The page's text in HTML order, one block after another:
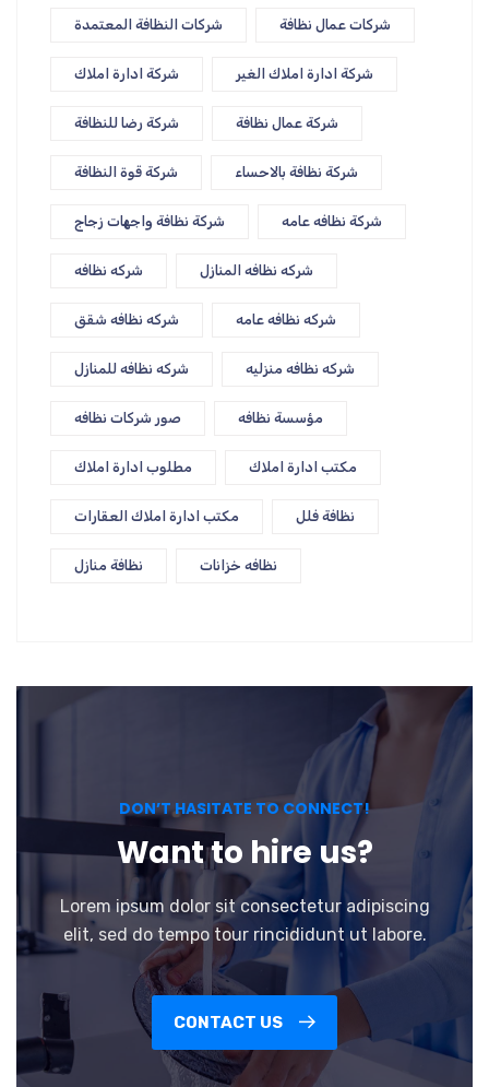
شركات النظافة المعتمدة شركات عمال نظافة
شركة ادارة املاك شركة ادارة املاك الغير
شركة رضا للنظافة شركة عمال نظافة
شركة قوة النظافة شركة نظافة بالاحساء
شركة نظافة واجهات زجاج شركة نظافه عامه
شركه نظافه شركه نظافه المنازل
شركه نظافه شقق شركه نظافه عامه
شركه نظافه للمنازل شركه نظافه منزليه
صور شركات نظافه مؤسسة نظافه
مطلوب ادارة املاك مكتب ادارة املاك
مكتب ادارة املاك العقارات نظافة فلل
نظافة منازل نظافه خزانات
DON’T HASITATE TO CONNECT!
Want to hire us?
Lorem ipsum dolor sit consectetur adipiscing
elit, sed do tempo tour rincididunt ut labore.
CONTACT US